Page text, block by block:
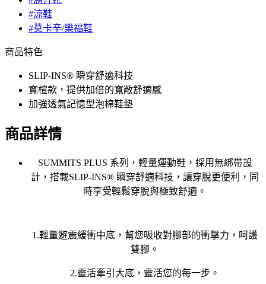
#涼鞋
#莫卡辛/樂福鞋
商品特色
SLIP-INS® 瞬穿舒適科技
寬楦款，提供加倍的寬敞舒適感
加強透氣記憶型泡棉鞋墊
商品詳情
SUMMITS PLUS 系列，輕量運動鞋，採用無綁帶設
計，搭載SLIP-INS® 瞬穿舒適科技，讓穿脫更便利，同
時享受輕鬆穿脫與極致舒適。
1.輕量避震緩衝中底，幫您吸收對腳部的衝擊力，呵護
雙腳。
2.靈活牽引大底，靈活您的每一步。